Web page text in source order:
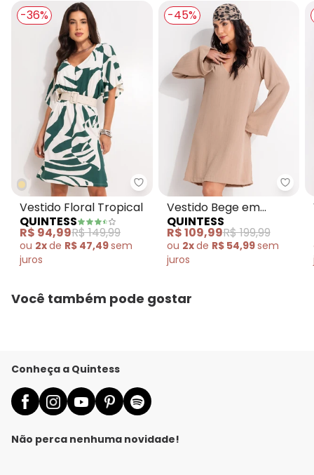
-36%
Quintess - Vestido Floral
Vestido Floral Tropical
QUINTESS
R$ 94,99R$ 149,99
ou 2xde R$ 47,49sem
juros
-45%
Vestido Bege em
Crepe Plano
QUINTESS
R$ 109,99R$ 199,99
ou 2xde R$ 54,99sem
juros
Você também pode gostar
Conheça a Quintess
Não perca nenhuma novidade!